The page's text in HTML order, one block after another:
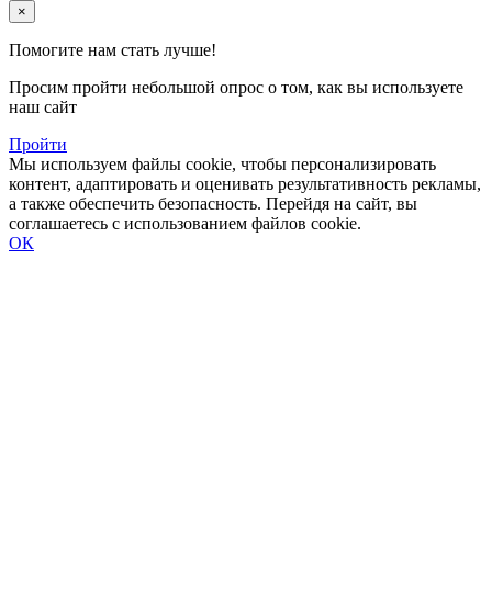
×
Помогите нам стать лучше!
Просим пройти небольшой опрос о том, как вы используете
наш сайт
Пройти
Мы используем файлы cookie, чтобы персонализировать
контент, адаптировать и оценивать результативность рекламы,
а также обеспечить безопасность. Перейдя на сайт, вы
соглашаетесь с использованием файлов cookie.
ОК